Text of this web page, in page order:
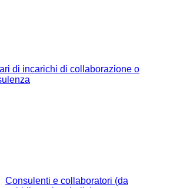
di incarichi di collaborazione o
Consulenti e collaboratori (da